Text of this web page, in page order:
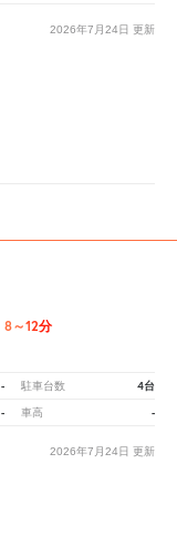
2026年7月24日 更新
8～12分
- 駐車台数 4台
- 車高 -
2026年7月24日 更新